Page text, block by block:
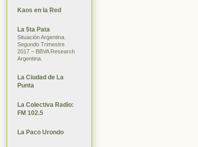
Kaos en la Red
La 5ta Pata
Situación Argentina.
Segundo Trimestre
2017 – BBVA Research
Argentina.
La Ciudad de La
Punta
La Colectiva Radio:
FM 102.5
La Paco Urondo